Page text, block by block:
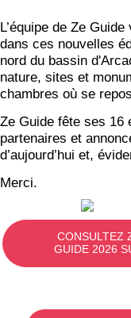
L’équipe de Ze
dans ces nouvelles
nord du bassin
nature, sites et
chambres où se
Ze Guide fête ses 16
partenaires et
d’aujourd’hui et,
Merci.
CONSULTEZ
GUIDE 2026